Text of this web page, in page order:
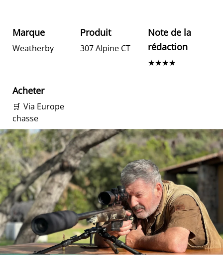
Marque
Weatherby
Produit
307 Alpine CT
Note de la
rédaction
★★★★
Acheter
🛒 Via Europe
chasse